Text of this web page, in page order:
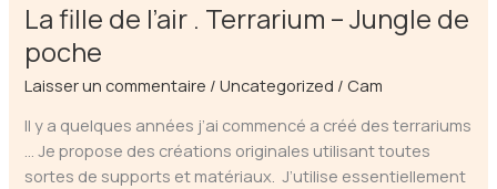
La fille de l’air . Terrarium – Jungle de
poche
Laisser un commentaire /Uncategorized / Cam
Il y a quelques années j’ai commencé a créé des terrariums
… Je propose des créations originales utilisant toutes
sortes de supports et matériaux. J’utilise essentiellement